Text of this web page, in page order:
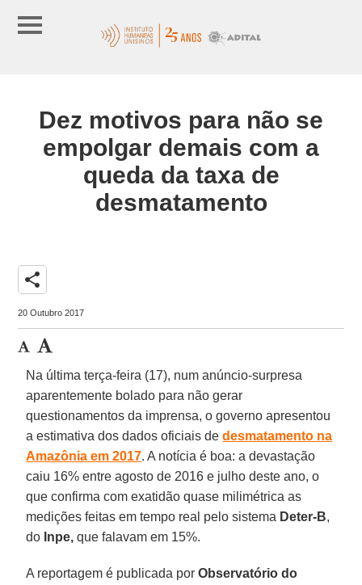
Dez motivos para não se
empolgar demais com a
queda da taxa de
desmatamento
share
20 Outubro 2017
Na última terça-feira (17), num anúncio-surpresa
aparentemente bolado para não gerar
questionamentos da imprensa, o governo apresentou
a estimativa dos dados oficiais dedesmatamento na
Amazônia em 2017. A notícia é boa: a devastação
caiu 16% entre agosto de 2016 e julho deste ano, o
que confirma com exatidão quase milimétrica as
medições feitas em tempo real pelo sistema Deter-B,
do Inpe, que falavam em 15%.
A reportagem é publicada porObservatório do